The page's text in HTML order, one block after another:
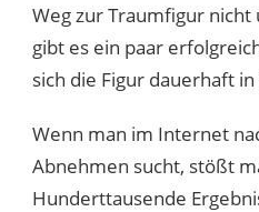
Weg zur Traumfigur nicht
gibt es ein paar
sich die Figur dauerhaft
Wenn man im Internet
Abnehmen sucht, stößt
Hunderttausende